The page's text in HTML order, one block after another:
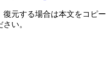
元する場合は本文をコピー
い。